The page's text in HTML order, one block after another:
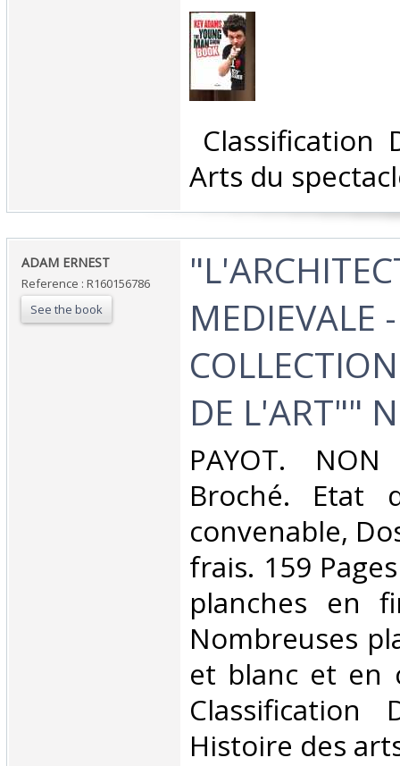
Classification
Arts du
‎ADAM ERNEST‎
Reference : R160156786
See the book
MEDIEVALE
DE L'ART""
‎PAYOT.
Broché. Etat
convenable,
frais. 159
planches en
Nombreuses
et blanc et en
Classification
Histoire des